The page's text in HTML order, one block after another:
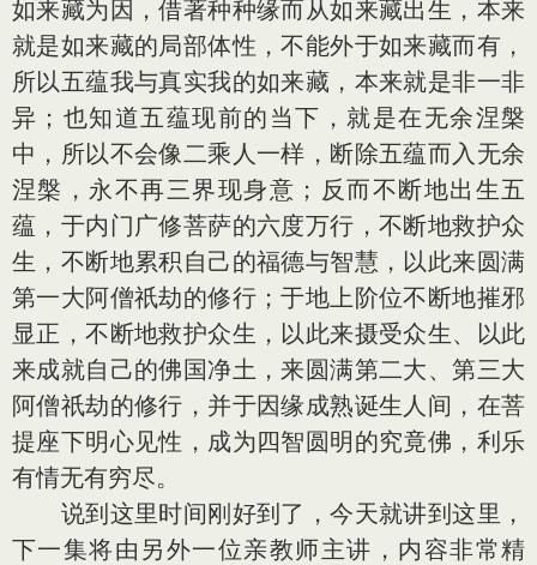
如来藏为因，借著种种缘而从如来藏出生，本来
就是如来藏的局部体性，不能外于如来藏而有，
所以五蕴我与真实我的如来藏，本来就是非一非
异；也知道五蕴现前的当下，就是在无余涅槃
中，所以不会像二乘人一样，断除五蕴而入无余
涅槃，永不再三界现身意；反而不断地出生五
蕴，于内门广修菩萨的六度万行，不断地救护众
生，不断地累积自己的福德与智慧，以此来圆满
第一大阿僧祇劫的修行；于地上阶位不断地摧邪
显正，不断地救护众生，以此来摄受众生、以此
来成就自己的佛国净土，来圆满第二大、第三大
阿僧祇劫的修行，并于因缘成熟诞生人间，在菩
提座下明心见性，成为四智圆明的究竟佛，利乐
有情无有穷尽。
说到这里时间刚好到了，今天就讲到这里，
下一集将由另外一位亲教师主讲，内容非常精